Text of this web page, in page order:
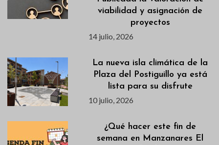
viabilidad y asignación de
proyectos
14 julio, 2026
La nueva isla climática de la
Plaza del Postiguillo ya está
lista para su disfrute
10 julio, 2026
¿Qué hacer este fin de
semana en Manzanares El